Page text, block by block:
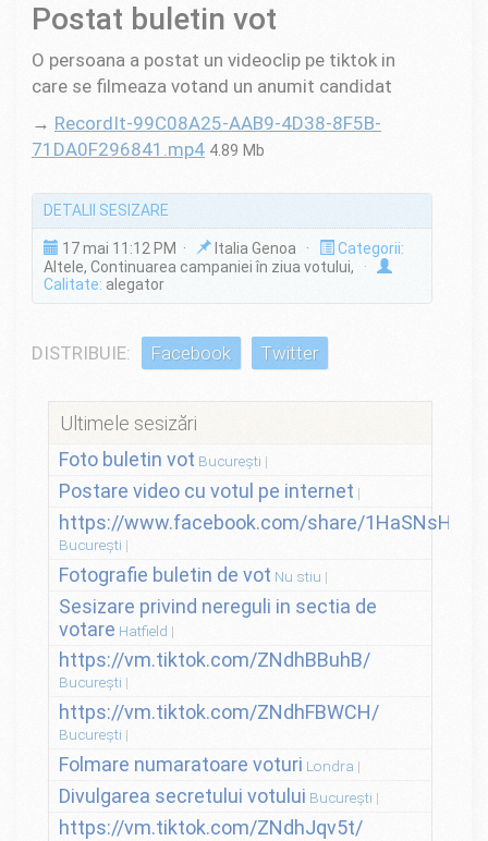
Postat buletin vot
O persoana a postat un videoclip pe tiktok in
care se filmeaza votand un anumit candidat
→ RecordIt-99C08A25-AAB9-4D38-8F5B-
71DA0F296841.mp4 4.89 Mb
DETALII SESIZARE
17 mai 11:12 PM · Italia Genoa ·
Categorii:
Altele, Continuarea campaniei în ziua votului,
·
Calitate: alegator
DISTRIBUIE: Facebook Twitter
Ultimele sesizări
Foto buletin vot București
Postare video cu votul pe internet
https://www.facebook.com/share/
București
Fotografie buletin de vot Nu stiu
Sesizare privind nereguli in sectia de
votare Hatfield
https://vm.tiktok.com/ZNdhBBuhB/
București
https://vm.tiktok.com/ZNdhFBWCH/
București
Folmare numaratoare voturi Londra
Divulgarea secretului votului București
https://vm.tiktok.com/ZNdhJqv5t/